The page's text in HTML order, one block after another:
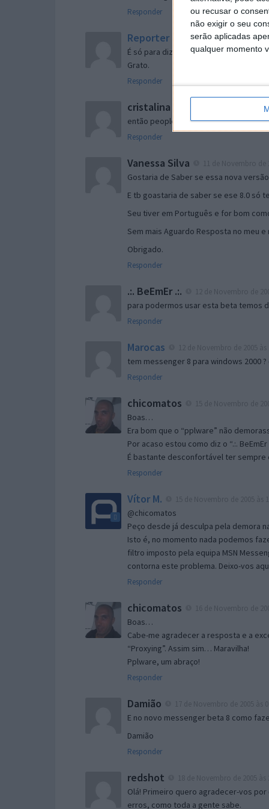
ou recusar o
não exigir o seu
serão aplicadas
qualquer momento
Responder
Reporter 7 de Novembro de 2005 às
É só para dizer que ainda não me
Grato.
Responder
cristalina 11 de Novembro de 2005
então people
Responder
Vanessa Silva
Gostaria de Saber se essa nova
E tb goastaria de saber se ese 8.0 só
Seu tiver em Português e for bom
Sem mais Aguardo Resposta no meu e
Obrigado.
Responder
.:. BeEmEr .:.
para podermos usar esta beta temos
Responder
Marocas
tem messenger 8 para windows 2000
Responder
chicomatos
Boas…
Era bom que o “pplware” não
Por acaso estou como diz o “.:.
É bastante desconfortável ter sempre
Responder
Vítor M.
@chicomatos
Peço desde já desculpa pela demora
Isto é, no momento nada podemos
filtro imposto pela equipa MSN
contorna este problema. Deixo-vos
Responder
chicomatos
Boas…
Cabe-me agradecer a resposta e a
“Proxying”. Assim sim… Maravilha!
Pplware, um abraço!
Responder
Damião
E no novo messenger beta 8 como
Damião
Responder
redshot
Olá! Primeiro quero agradecer-vos
erros, como toda a gente sabe.